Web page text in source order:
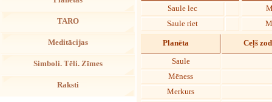
TARO
Meditācijas
Simboli. Tēli. Zīmes
Raksti
Saule lec
Saule riet
Planēta Ceļš
Saule
Mēness
Merkurs